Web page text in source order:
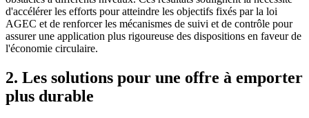
d'accélérer les efforts pour atteindre les objectifs fixés par la loi
AGEC et de renforcer les mécanismes de suivi et de contrôle pour
assurer une application plus rigoureuse des dispositions en faveur de
l'économie circulaire.
2. Les solutions pour une offre à emporter
plus durable